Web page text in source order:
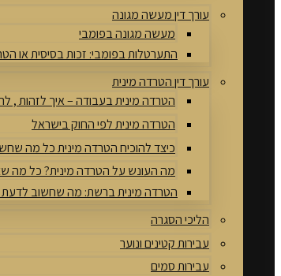
עורך דין מעשה מגונה
מעשה מגונה בפומבי
התערטלות בפומבי: זכות בסיסית או
עורך דין הטרדה מינית
הטרדה מינית בעבודה – איך לזהות ,
הטרדה מינית לפי החוק בישראל
כיצד להוכיח הטרדה מינית כל מה
מה העונש על הטרדה מינית? כל מה
הטרדה מינית ברשת: מה שחשוב לדעת
הליכי הסגרה
עבירות קטינים ונוער
עבירות סמים